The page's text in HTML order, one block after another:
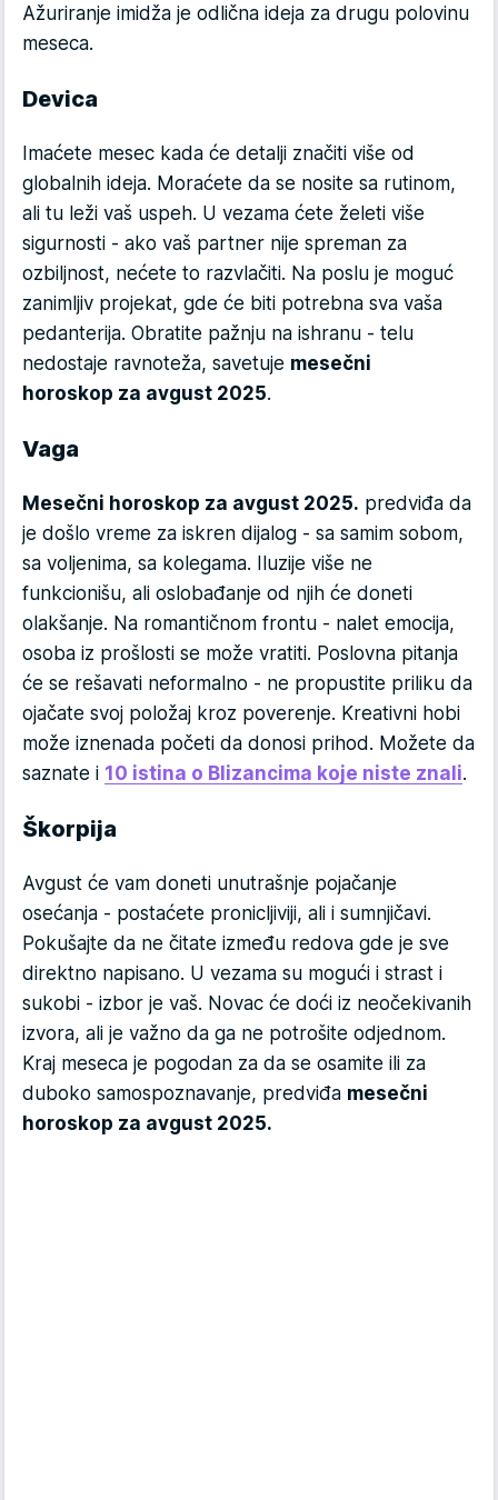
Ažuriranje imidža je odlična ideja za drugu polovinu
meseca.
Devica
Imaćete mesec kada će detalji značiti više od
globalnih ideja. Moraćete da se nosite sa rutinom,
ali tu leži vaš uspeh. U vezama ćete želeti više
sigurnosti - ako vaš partner nije spreman za
ozbiljnost, nećete to razvlačiti. Na poslu je moguć
zanimljiv projekat, gde će biti potrebna sva vaša
pedanterija. Obratite pažnju na ishranu - telu
nedostaje ravnoteža, savetuje mesečni
horoskop za avgust 2025.
Vaga
Mesečni horoskop za avgust 2025. predviđa da
je došlo vreme za iskren dijalog - sa samim sobom,
sa voljenima, sa kolegama. Iluzije više ne
funkcionišu, ali oslobađanje od njih će doneti
olakšanje. Na romantičnom frontu - nalet emocija,
osoba iz prošlosti se može vratiti. Poslovna pitanja
će se rešavati neformalno - ne propustite priliku da
ojačate svoj položaj kroz poverenje. Kreativni hobi
može iznenada početi da donosi prihod. Možete da
saznate i 10 istina o Blizancima koje niste znali.
Škorpija
Avgust će vam doneti unutrašnje pojačanje
osećanja - postaćete pronicljiviji, ali i sumnjičavi.
Pokušajte da ne čitate između redova gde je sve
direktno napisano. U vezama su mogući i strast i
sukobi - izbor je vaš. Novac će doći iz neočekivanih
izvora, ali je važno da ga ne potrošite odjednom.
Kraj meseca je pogodan za da se osamite ili za
duboko samospoznavanje, predviđa mesečni
horoskop za avgust 2025.